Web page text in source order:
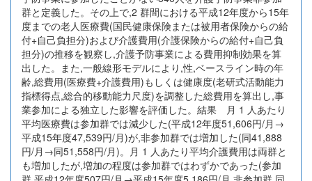
群と定義した。その上で,2 群間における平成12年度から15年
度までの老人医療費(国民健康保険または被用者保険からの給
付+自己負担分)および介護費用(介護保険からの給付+自己負
担分)の推移を観察し,介護予防事業による費用抑制効果を算
出した。また,一般線形モデルにより,性,ベースライン時の年
齢,総費用(医療費+介護費用)もしくは健康度(老研式活動能力
指標得点,総合的移動能力尺度)を調整した総費用を算出し,事
業参加による独立した影響を評価した。結果 月 1 人あたり
平均医療費は参加群では減少した(平成12年度51,606円/月→
平成15年度47,539円/月)が,非参加群では増加した(同41,888
円/月→同51,558円/月)。月 1 人あたり平均介護費用は両群と
も増加したが,増加の程度は参加群ではわずかであった(参加